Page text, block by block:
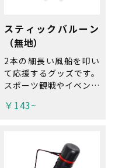
スティックバルーン
（無地）
2本の細長い風船を叩い
て応援するグッズです。
スポーツ観戦やイベント
の為、代引き不可。 ※
できません。 名入れ
ご希望の場合は、 こち
￥143~